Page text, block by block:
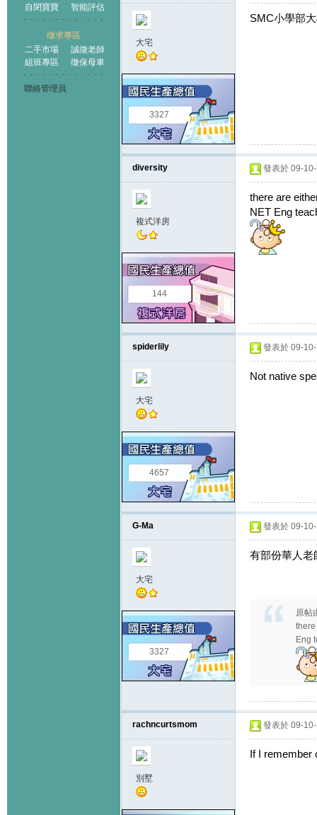
自閉寶寶
智能評估
徵求專區
二手市場
誠徵老師
組班專區
徵保母車
聯絡管理員
大宅
3327
SMC小學部
diversity
複式洋房
144
發表於 09-
there are
NET Eng
spiderlily
大宅
4657
發表於 09-
Not native
G-Ma
大宅
3327
發表於 09-
有部份華人老
原帖
there
Eng
rachncurtsmom
別墅
發表於 09-
If I remember